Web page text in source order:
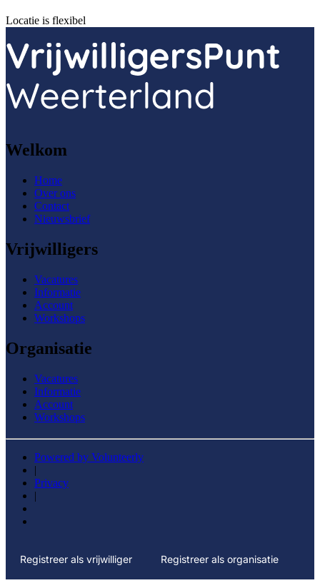
Locatie is flexibel
Welkom
Home
Over ons
Contact
Nieuwsbrief
Vrijwilligers
Vacatures
Informatie
Account
Workshops
Organisatie
Vacatures
Informatie
Account
Workshops
Powered by Volunteerly
|
Privacy
|
Registreer als vrijwilliger Registreer als organisatie